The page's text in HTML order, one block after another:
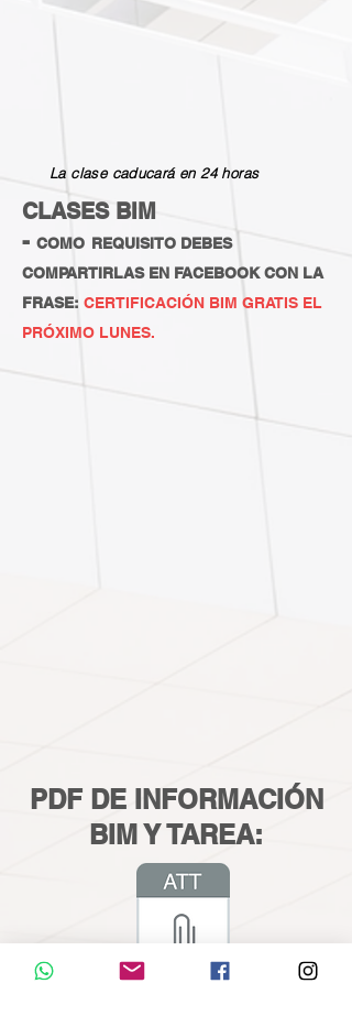
La clase caducará en 24 horas
CLASES BIM
- COMO REQUISITO DEBES
COMPARTIRLAS EN FACEBOOK CON LA
FRASE: CERTIFICACIÓN BIM GRATIS EL
PRÓXIMO LUNES.
PDF DE INFORMACIÓN
BIM Y TAREA: